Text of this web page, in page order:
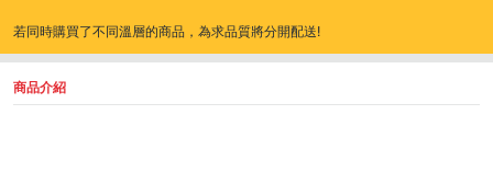
若同時購買了不同溫層的商品，為求品質將分開配送!
商品介紹